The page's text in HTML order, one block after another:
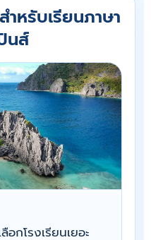
หรับเรียนภาษา
นส์
อกโรงเรียนเยอะ